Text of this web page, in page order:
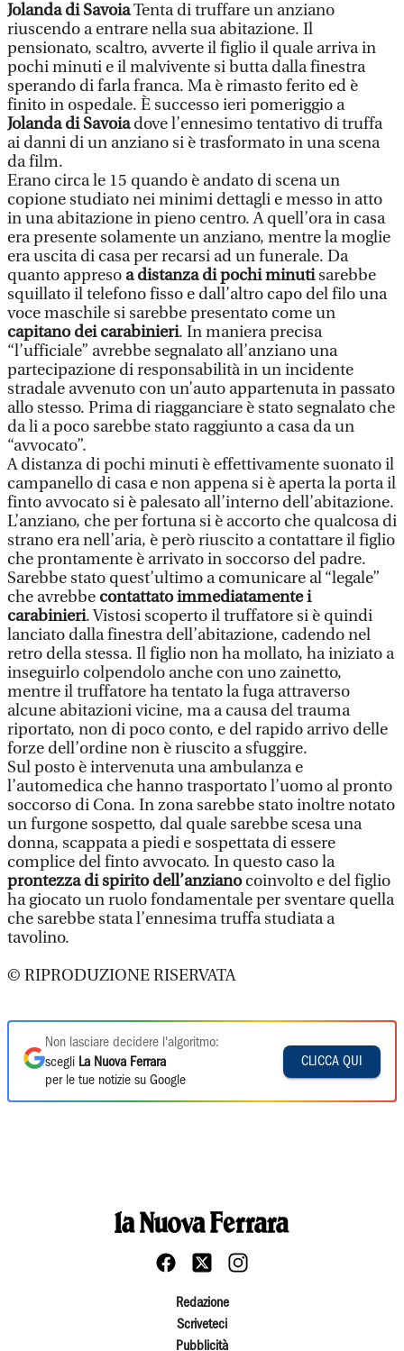
Jolanda di SavoiaTenta di truffare un anziano
riuscendo a entrare nella sua abitazione. Il
pensionato, scaltro, avverte il figlio il quale arriva in
pochi minuti e il malvivente si butta dalla finestra
sperando di farla franca. Ma è rimasto ferito ed è
finito in ospedale. È successo ieri pomeriggio a
Jolanda di Savoiadove l’ennesimo tentativo di truffa
ai danni di un anziano si è trasformato in una scena
da film.
Erano circa le 15 quando è andato di scena un
copione studiato nei minimi dettagli e messo in atto
in una abitazione in pieno centro. A quell’ora in casa
era presente solamente un anziano, mentre la moglie
era uscita di casa per recarsi ad un funerale. Da
quanto appreso a distanza di pochi minutisarebbe
squillato il telefono fisso e dall’altro capo del filo una
voce maschile si sarebbe presentato come un
capitano dei carabinieri. In maniera precisa
“l’ufficiale” avrebbe segnalato all’anziano una
partecipazione di responsabilità in un incidente
stradale avvenuto con un’auto appartenuta in passato
allo stesso. Prima di riagganciare è stato segnalato che
da li a poco sarebbe stato raggiunto a casa da un
“avvocato”.
A distanza di pochi minuti è effettivamente suonato il
campanello di casa e non appena si è aperta la porta il
finto avvocato si è palesato all’interno dell’abitazione.
L’anziano, che per fortuna si è accorto che qualcosa di
strano era nell’aria, è però riuscito a contattare il figlio
che prontamente è arrivato in soccorso del padre.
Sarebbe stato quest’ultimo a comunicare al “legale”
che avrebbe contattato immediatamente i
carabinieri. Vistosi scoperto il truffatore si è quindi
lanciato dalla finestra dell’abitazione, cadendo nel
retro della stessa. Il figlio non ha mollato, ha iniziato a
inseguirlo colpendolo anche con uno zainetto,
mentre il truffatore ha tentato la fuga attraverso
alcune abitazioni vicine, ma a causa del trauma
riportato, non di poco conto, e del rapido arrivo delle
forze dell’ordine non è riuscito a sfuggire.
Sul posto è intervenuta una ambulanza e
l’automedica che hanno trasportato l’uomo al pronto
soccorso di Cona. In zona sarebbe stato inoltre notato
un furgone sospetto, dal quale sarebbe scesa una
donna, scappata a piedi e sospettata di essere
complice del finto avvocato. In questo caso la
prontezza di spirito dell’anzianocoinvolto e del figlio
ha giocato un ruolo fondamentale per sventare quella
che sarebbe stata l’ennesima truffa studiata a
tavolino.
© RIPRODUZIONE RISERVATA
Non lasciare decidere l'algoritmo:
scegli La Nuova Ferrara
per le tue notizie su Google
CLICCA QUI
Redazione
Scriveteci
Pubblicità